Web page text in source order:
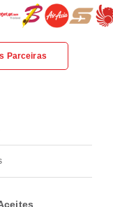
Parceiras